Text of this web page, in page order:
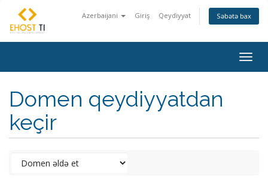
Azerbaijani Giriş Qeydiyyat Səbətə bax
Domen qeydiyyatdan
keçir